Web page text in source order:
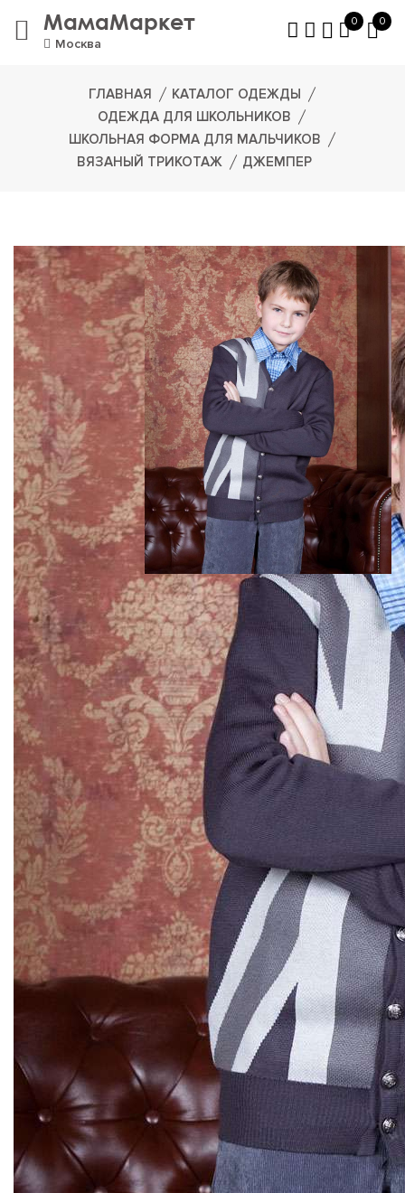
МамаМаркет
Москва
0 0
ГЛАВНАЯ
КАТАЛОГ ОДЕЖДЫ
ОДЕЖДА ДЛЯ ШКОЛЬНИКОВ
ШКОЛЬНАЯ ФОРМА ДЛЯ МАЛЬЧИКОВ
ВЯЗАНЫЙ ТРИКОТАЖ
ДЖЕМПЕР